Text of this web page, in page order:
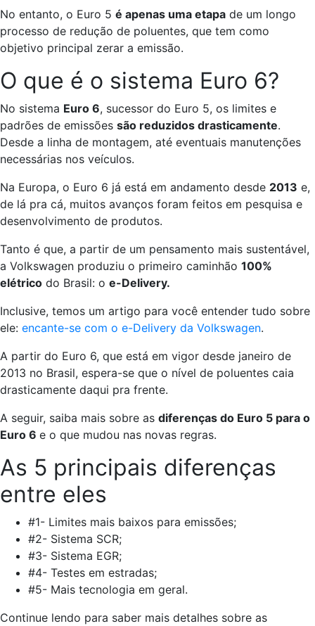
No entanto, o Euro 5 é apenas uma etapa de um longo
processo de redução de poluentes, que tem como
objetivo principal zerar a emissão.
O que é o sistema Euro 6?
No sistema Euro 6, sucessor do Euro 5, os limites e
padrões de emissões são reduzidos drasticamente.
Desde a linha de montagem, até eventuais manutenções
necessárias nos veículos.
Na Europa, o Euro 6 já está em andamento desde 2013 e,
de lá pra cá, muitos avanços foram feitos em pesquisa e
desenvolvimento de produtos.
Tanto é que, a partir de um pensamento mais sustentável,
a Volkswagen produziu o primeiro caminhão 100%
elétrico do Brasil: o e-Delivery.
Inclusive, temos um artigo para você entender tudo sobre
ele: encante-se com o e-Delivery da Volkswagen.
A partir do Euro 6, que está em vigor desde janeiro de
2013 no Brasil, espera-se que o nível de poluentes caia
drasticamente daqui pra frente.
A seguir, saiba mais sobre as diferenças do Euro 5 para o
Euro 6 e o que mudou nas novas regras.
As 5 principais diferenças
entre eles
#1- Limites mais baixos para emissões;
#2- Sistema SCR;
#3- Sistema EGR;
#4- Testes em estradas;
#5- Mais tecnologia em geral.
Continue lendo para saber mais detalhes sobre as